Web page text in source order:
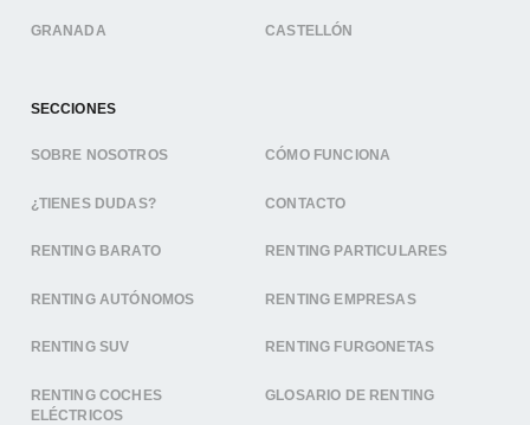
GRANADA CASTELLÓN
SECCIONES
SOBRE NOSOTROS CÓMO FUNCIONA
¿TIENES DUDAS? CONTACTO
RENTING BARATO RENTING PARTICULARES
RENTING AUTÓNOMOS RENTING EMPRESAS
RENTING SUV RENTING FURGONETAS
RENTING COCHES
ELÉCTRICOS
GLOSARIO DE RENTING